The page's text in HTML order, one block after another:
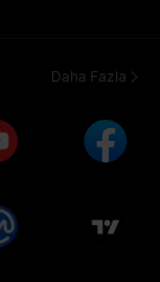
Daha Fazla